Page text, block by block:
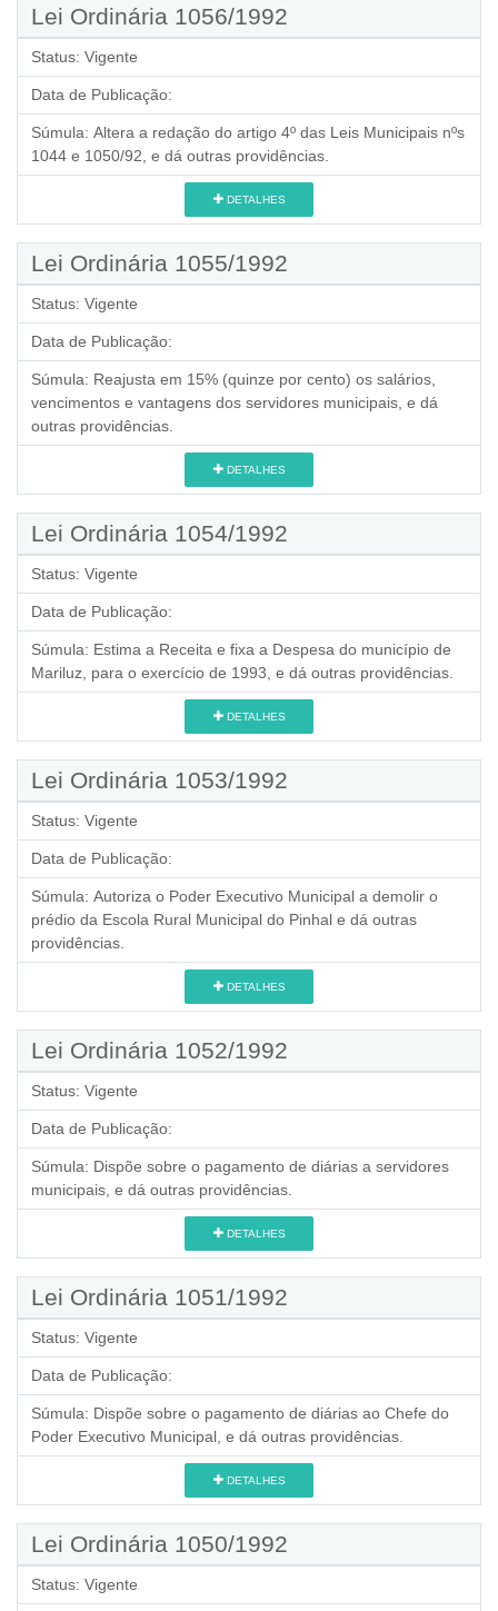
Lei Ordinária 1056/1992
Status: Vigente
Data de Publicação:
Súmula: Altera a redação do artigo 4º das Leis Municipais nºs
1044 e 1050/92, e dá outras providências.
DETALHES
Lei Ordinária 1055/1992
Status: Vigente
Data de Publicação:
Súmula: Reajusta em 15% (quinze por cento) os salários,
vencimentos e vantagens dos servidores municipais, e dá
outras providências.
DETALHES
Lei Ordinária 1054/1992
Status: Vigente
Data de Publicação:
Súmula: Estima a Receita e fixa a Despesa do município de
Mariluz, para o exercício de 1993, e dá outras providências.
DETALHES
Lei Ordinária 1053/1992
Status: Vigente
Data de Publicação:
Súmula: Autoriza o Poder Executivo Municipal a demolir o
prédio da Escola Rural Municipal do Pinhal e dá outras
providências.
DETALHES
Lei Ordinária 1052/1992
Status: Vigente
Data de Publicação:
Súmula: Dispõe sobre o pagamento de diárias a servidores
municipais, e dá outras providências.
DETALHES
Lei Ordinária 1051/1992
Status: Vigente
Data de Publicação:
Súmula: Dispõe sobre o pagamento de diárias ao Chefe do
Poder Executivo Municipal, e dá outras providências.
DETALHES
Lei Ordinária 1050/1992
Status: Vigente